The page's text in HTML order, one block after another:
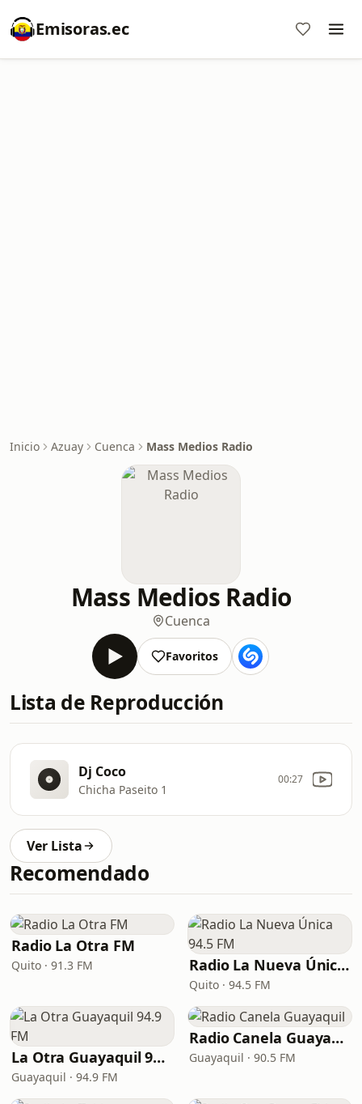
Emisoras.ec
Inicio Azuay Cuenca Mass Medios Radio
Mass Medios Radio
Cuenca
Favoritos
Lista de Reproducción
Dj Coco
Chicha Paseito 1
00:27
Ver Lista
Recomendado
Radio La Otra FM
Quito · 91.3 FM Radio La Nueva Única 94.5 FM
Quito · 94.5 FM
La Otra Guayaquil 94.9 FM
Guayaquil · 94.9 FM
Radio Canela Guayaquil
Guayaquil · 90.5 FM